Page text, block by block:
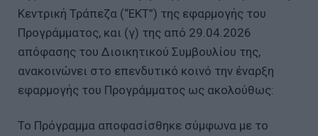
Κεντρική Τράπεζα (“ΕΚΤ”) της εφαρμογής του
Προγράμματος, και (γ) της από 29.04.2026
απόφασης του Διοικητικού Συμβουλίου της,
ανακοινώνει στο επενδυτικό κοινό την έναρξη
εφαρμογής του Προγράμματος ως ακολούθως:
Το Πρόγραμμα αποφασίσθηκε σύμφωνα με το